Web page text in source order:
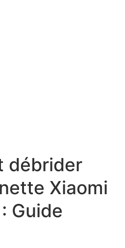
débrider
Xiaomi
Guide